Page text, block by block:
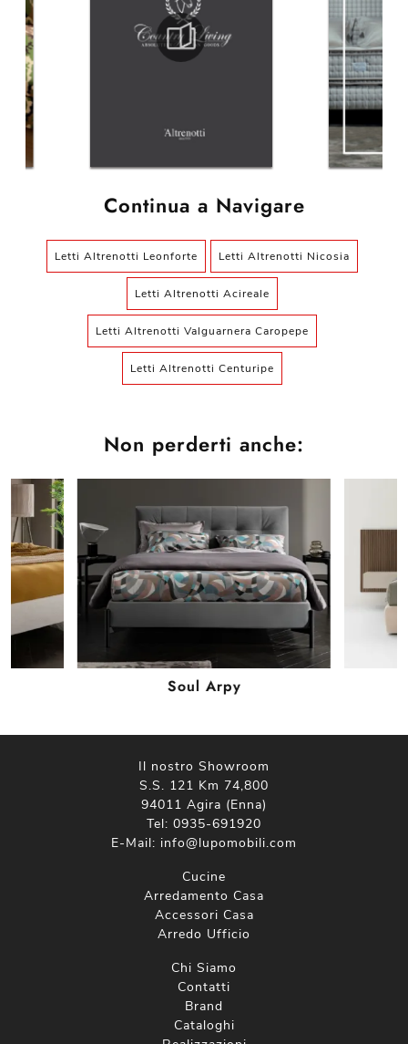
Continua a Navigare
Letti Altrenotti Leonforte Letti Altrenotti Nicosia
Letti Altrenotti Acireale
Letti Altrenotti Valguarnera Caropepe
Letti Altrenotti Centuripe
Non perderti anche:
Soul Arpy
Il nostro Showroom
S.S. 121 Km 74,800
94011 Agira (Enna)
Tel: 0935-691920
E-Mail: info@lupomobili.com
Cucine
Arredamento Casa
Accessori Casa
Arredo Ufficio
Chi Siamo
Contatti
Brand
Cataloghi